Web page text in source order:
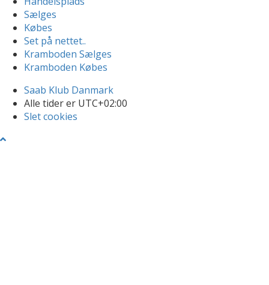
Sælges
Købes
Set på nettet..
Kramboden Sælges
Kramboden Købes
Saab Klub Danmark
Alle tider er UTC+02:00
Slet cookies